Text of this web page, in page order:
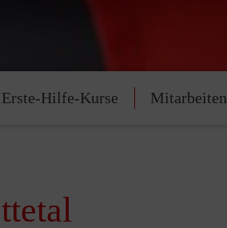
Erste-Hilfe-Kurse Mitarbeiten